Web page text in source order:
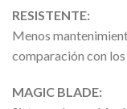
RESISTENTE:
Menos
comparación con los
MAGIC BLADE: